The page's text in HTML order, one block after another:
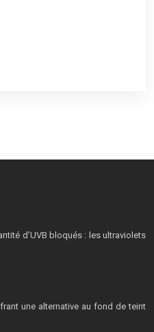
d’UVB bloqués : les ultraviolets
une alternative au fond de teint